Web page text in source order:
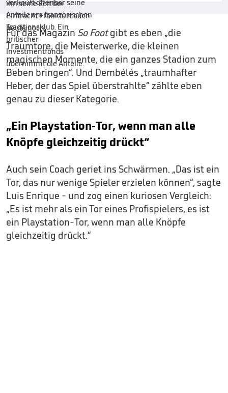
Für das Magazin So Footgibt es eben „die
Traumtore, die Meisterwerke, die kleinen
magischen Momente, die ein ganzes Stadion zum
Beben bringen“. Und Dembélés „traumhafter
Heber, der das Spiel überstrahlte“ zählte eben
genau zu dieser Kategorie.
„Ein Playstation-Tor, wenn man alle
Knöpfe gleichzeitig drückt“
Auch sein Coach geriet ins Schwärmen. „Das ist ein
Tor, das nur wenige Spieler erzielen können“, sagte
Luis Enrique - und zog einen kuriosen Vergleich:
„Es ist mehr als ein Tor eines Profispielers, es ist
ein Playstation-Tor, wenn man alle Knöpfe
gleichzeitig drückt.“